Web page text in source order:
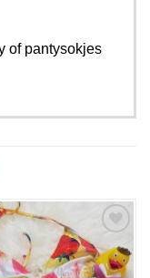
of pantysokjes
Aan
verlanglijst
toevoegen